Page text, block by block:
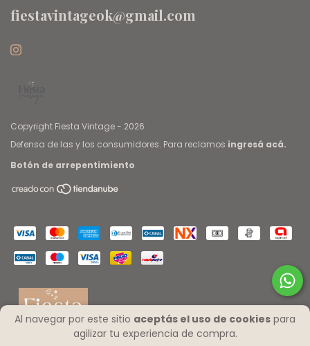
Al navegar por este sitio aceptás el uso de cookies para
agilizar tu experiencia de compra.
fiestavintageok@gmail.com
Copyright Fiesta Vintage - 2026
Defensa de las y los consumidores. Para reclamos ingresá acá.
Botón de arrepentimiento